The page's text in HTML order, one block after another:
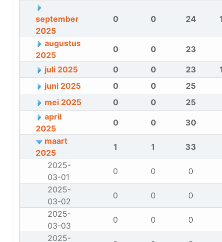
september
2025
0 0 24
augustus
2025
0 0 23
juli 2025 0 0 23
juni 2025
0 0
25
mei 2025
0 0
25
april
2025
0 0
30
maart
2025
1 1
33
2025-
03-01
0 0
0
2025-
03-02
0 0
0
2025-
03-03
0 0
0
2025-